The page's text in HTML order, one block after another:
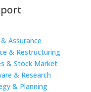
Assurance
& Restructuring
& Stock Market
& Research
& Planning